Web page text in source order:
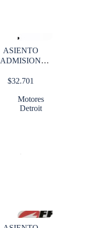
ASIENTO
ADMISION
STD
$32.701
Motores
Detroit